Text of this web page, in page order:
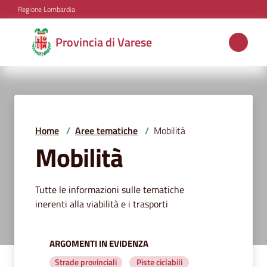
Vai al contenuto
Vai alla navigazione
Vai al footer
Regione Lombardia
Provincia di Varese
Provincia
di
Varese
Aree
Amministrazione
Home / Aree tematiche / Mobilità
Mobilità
Tutte le informazioni sulle tematiche
inerenti alla viabilità e i trasporti
ARGOMENTI IN EVIDENZA
Strade provinciali Piste ciclabili